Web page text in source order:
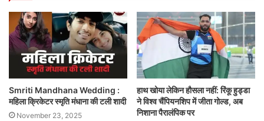
Smriti Mandhana Wedding :
महिला क्रिकेटर स्मृति मंधाना की टली शादी
November 23, 2025
हाथ खोया लेकिन हौसला नहीं: रिंकू हुड्डा
ने विश्व चैंपियनशिप में जीता गोल्ड, अब
निशाना पैरालंपिक पर